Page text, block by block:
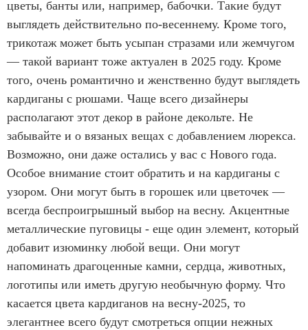
цветы, банты или, например, бабочки. Такие будут
выглядеть действительно по-весеннему. Кроме того,
трикотаж может быть усыпан стразами или жемчугом
— такой вариант тоже актуален в 2025 году. Кроме
того, очень романтично и женственно будут выглядеть
кардиганы с рюшами. Чаще всего дизайнеры
располагают этот декор в районе декольте. Не
забывайте и о вязаных вещах с добавлением люрекса.
Возможно, они даже остались у вас с Нового года.
Особое внимание стоит обратить и на кардиганы с
узором. Они могут быть в горошек или цветочек —
всегда беспроигрышный выбор на весну. Акцентные
металлические пуговицы - еще один элемент, который
добавит изюминку любой вещи. Они могут
напоминать драгоценные камни, сердца, животных,
логотипы или иметь другую необычную форму. Что
касается цвета кардиганов на весну-2025, то
элегантнее всего будут смотреться опции нежных